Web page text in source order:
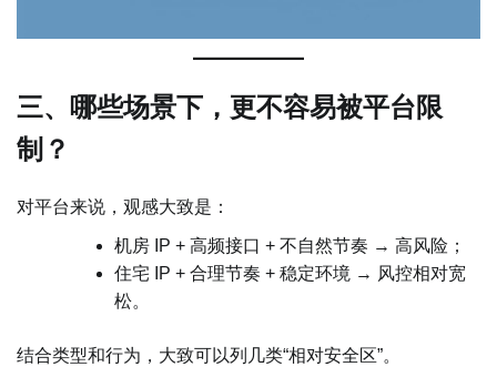
三、哪些场景下，更不容易被平台限
制？
对平台来说，观感大致是：
机房 IP + 高频接口 + 不自然节奏 → 高风险；
住宅 IP + 合理节奏 + 稳定环境 → 风控相对宽
松。
结合类型和行为，大致可以列几类“相对安全区”。